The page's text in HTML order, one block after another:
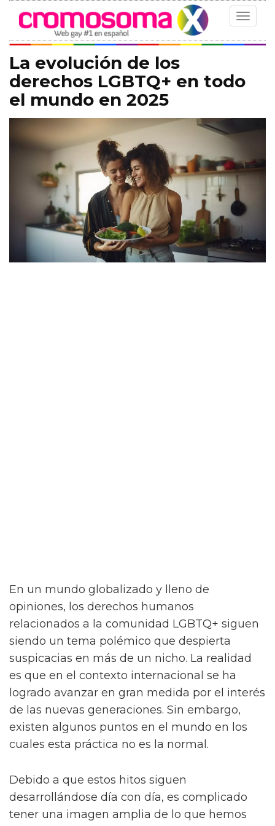
Toggle
La evolución de los
derechos LGBTQ+ en todo
el mundo en 2025
En un mundo globalizado y lleno de
opiniones, los derechos humanos
relacionados a la comunidad LGBTQ+ siguen
siendo un tema polémico que despierta
suspicacias en más de un nicho. La realidad
es que en el contexto internacional se ha
logrado avanzar en gran medida por el interés
de las nuevas generaciones. Sin embargo,
existen algunos puntos en el mundo en los
cuales esta práctica no es la normal.
Debido a que estos hitos siguen
desarrollándose día con día, es complicado
tener una imagen amplia de lo que hemos